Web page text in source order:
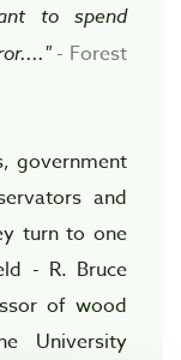
to spend
- Forest
government
and
turn to one
- R. Bruce
of wood
University